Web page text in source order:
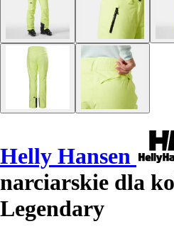
Helly Hansen
narciarskie dla
Legendary